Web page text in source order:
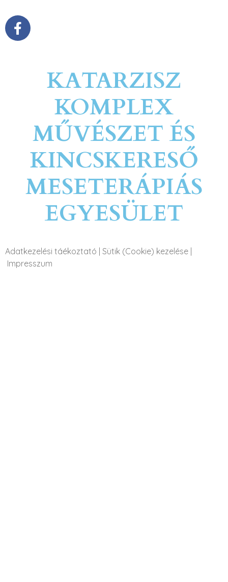
KATARZISZ
KOMPLEX
MŰVÉSZET ÉS
KINCSKERESŐ
MESETERÁPIÁS
EGYESÜLET
Adatkezelési táékoztató Sütik (Cookie) kezelése
Impresszum